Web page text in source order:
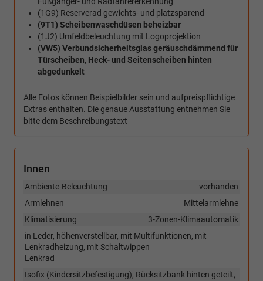
(1G9) Reserverad gewichts- und platzsparend
(9T1) Scheibenwaschdüsen beheizbar
(1J2) Umfeldbeleuchtung mit Logoprojektion
(VW5) Verbundsicherheitsglas geräuschdämmend für
Türscheiben, Heck- und Seitenscheiben hinten
abgedunkelt
Alle Fotos können Beispielbilder sein und aufpreispflichtige
Extras enthalten. Die genaue Ausstattung entnehmen Sie
bitte dem Beschreibungstext
Innen
vorhanden
Ambiente-Beleuchtung
Mittelarmlehne
Armlehnen
3-Zonen-Klimaautomatik
Klimatisierung
in Leder, höhenverstellbar, mit Multifunktionen, mit
Lenkradheizung, mit Schaltwippen
Lenkrad
Isofix (Kindersitzbefestigung), Rücksitzbank hinten geteilt,